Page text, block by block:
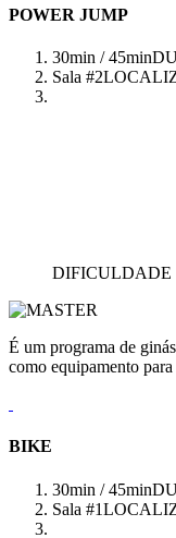
POWER JUMP
30min / 45min
Sala #2
DIFICULDADE
É um programa de
como equipamento
BIKE
30min / 45min
Sala #1